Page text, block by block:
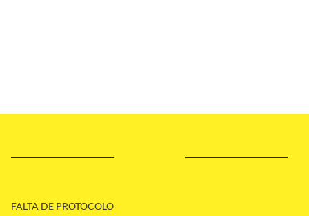
FALTA DE PROTOCOLO